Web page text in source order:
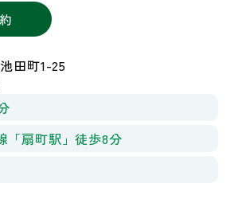
田町1-25
「扇町駅」徒歩8分